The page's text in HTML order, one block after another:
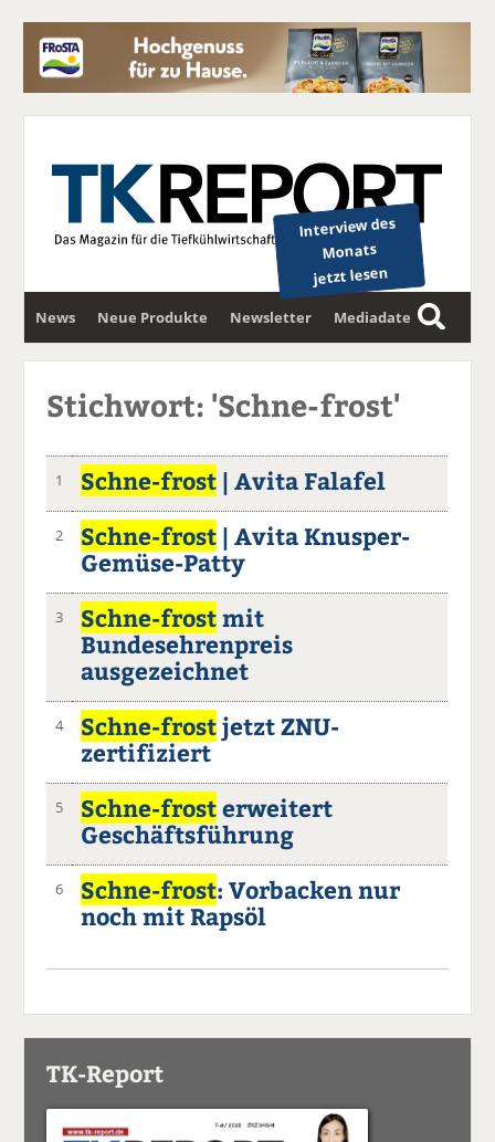
Interview des
Monats
jetzt lesen
News Neue Produkte Newsletter Mediadaten
S
u
Stichwort: 'Schne-frost'
1 Schne-frost | Avita Falafel
2 Schne-frost | Avita Knusper-
Gemüse-Patty
3 Schne-frostmit
Bundesehrenpreis
ausgezeichnet
4 Schne-frostjetzt ZNU-
zertifiziert
5 Schne-frosterweitert
Geschäftsführung
6 Schne-frost: Vorbacken nur
noch mit Rapsöl
TK-Report